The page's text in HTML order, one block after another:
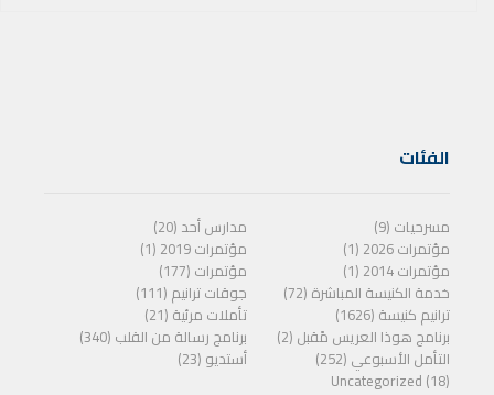
الفئات
مسرحيات (9)
مدارس أحد (20)
مؤتمرات 2026 (1)
مؤتمرات 2019 (1)
مؤتمرات 2014 (1)
مؤتمرات (177)
خدمة الكنيسة المباشرة (72)
جوقات ترانيم (111)
ترانيم كنيسة (1626)
تأملات مرئية (21)
برنامج هوذا العريس مًقبل (2)
برنامج رسالة من القلب (340)
التأمل الأسبوعي (252)
أستديو (23)
Uncategorized (18)